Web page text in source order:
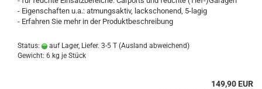
- Eigenschaften u.a.: atmungsaktiv, lackschonend, 5-lagig
- Erfahren Sie mehr in der Produktbeschreibung
Status: auf Lager, Liefer. 3-5 T (Ausland abweichend)
Gewicht: 6 kg je Stück
149,90 EUR